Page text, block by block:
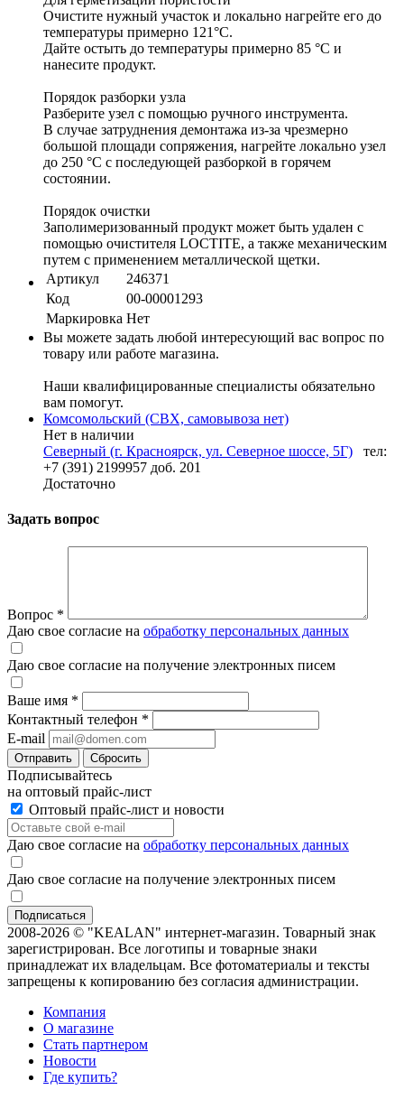
Очистите нужный участок и локально нагрейте его до
температуры примерно 121°C.
Дайте остыть до температуры примерно 85 °C и
нанесите продукт.
Порядок разборки узла
Разберите узел с помощью ручного инструмента.
В случае затруднения демонтажа из-за чрезмерно
большой площади сопряжения, нагрейте локально узел
до 250 °C с последующей разборкой в горячем
состоянии.
Порядок очистки
Заполимеризованный продукт может быть удален с
помощью очистителя LOCTITE, а также механическим
путем с применением металлической щетки.
Артикул
246371
Код
00-00001293
Маркировка Нет
Вы можете задать любой интересующий вас вопрос по
товару или работе магазина.
Наши квалифицированные специалисты обязательно
вам помогут.
Комсомольский (СВХ, самовывоза нет)
Нет в наличии
Северный (г. Красноярск, ул. Северное шоссе, 5Г)
тел:
+7 (391) 2199957 доб. 201
Достаточно
Задать вопрос
Вопрос *
Даю свое согласие на обработку персональных данных
Даю свое согласие на получение электронных писем
Ваше имя *
Контактный телефон *
E-mail
Отправить Сбросить
Подписывайтесь
на оптовый прайс-лист
Оптовый прайс-лист и новости
Даю свое согласие на обработку персональных данных
Даю свое согласие на получение электронных писем
2008-2026 © "KEALAN" интернет-магазин. Товарный знак
зарегистрирован. Все логотипы и товарные знаки
принадлежат их владельцам. Все фотоматериалы и тексты
запрещены к копированию без согласия администрации.
Компания
О магазине
Стать партнером
Новости
Где купить?